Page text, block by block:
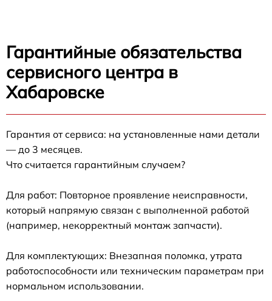
Гарантийные обязательства
сервисного центра в
Хабаровске
Гарантия от сервиса: на установленные нами детали
— до 3 месяцев.
Что считается гарантийным случаем?
Для работ: Повторное проявление неисправности,
который напрямую связан с выполненной работой
(например, некорректный монтаж запчасти).
Для комплектующих: Внезапная поломка, утрата
работоспособности или техническим параметрам при
нормальном использовании.